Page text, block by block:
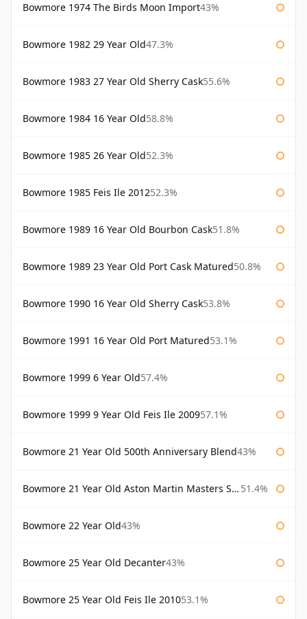
Bowmore 1974 The Birds Moon Import43%
Bowmore 1982 29 Year Old47.3%
Bowmore 1983 27 Year Old Sherry Cask55.6%
Bowmore 1984 16 Year Old58.8%
Bowmore 1985 26 Year Old52.3%
Bowmore 1985 Feis Ile 201252.3%
Bowmore 1989 16 Year Old Bourbon Cask51.8%
Bowmore 1989 23 Year Old Port Cask Matured50.8%
Bowmore 1990 16 Year Old Sherry Cask53.8%
Bowmore 1991 16 Year Old Port Matured53.1%
Bowmore 1999 6 Year Old57.4%
Bowmore 1999 9 Year Old Feis Ile 200957.1%
Bowmore 21 Year Old 500th Anniversary Blend43%
Bowmore 21 Year Old Aston Martin Masters Selection 2024 51.4%
Bowmore 22 Year Old43%
Bowmore 25 Year Old Decanter43%
Bowmore 25 Year Old Feis Ile 201053.1%